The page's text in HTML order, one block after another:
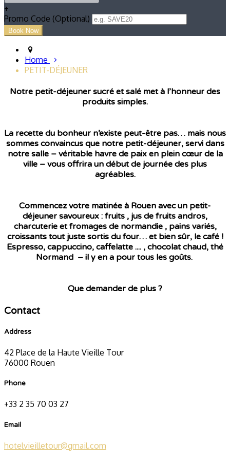
+
Promo Code (Optional)
Home
PETIT-DÉJEUNER
Notre petit-déjeuner sucré et salé met à l’honneur des
produits simples.
La recette du bonheur n’existe peut-être pas… mais nous
sommes convaincus que notre petit-déjeuner, servi dans
notre salle – véritable havre de paix en plein cœur de la
ville – vous offrira un début de journée des plus
agréables.
Commencez votre matinée à Rouen avec un petit-
déjeuner savoureux : fruits , jus de fruits andros,
charcuterie et fromages de normandie , pains variés,
croissants tout juste sortis du four… et bien sûr, le café !
Espresso, cappuccino, caffelatte .... , chocolat chaud, thé
Normand – il y en a pour tous les goûts.
Que demander de plus ?
Contact
Address
42 Place de la Haute Vieille Tour
76000 Rouen
Phone
+33 2 35 70 03 27
Email
hotelvieilletour@gmail.com